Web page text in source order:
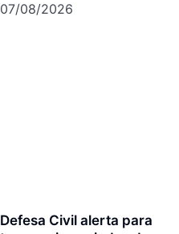
07/08/2026
Defesa Civil alerta para